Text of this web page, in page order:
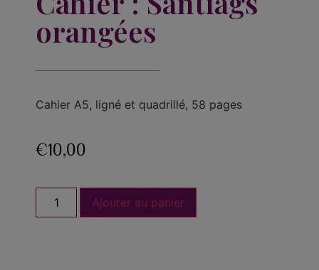
orangées
Cahier A5, ligné et quadrillé, 58 pages
€10,00
Ajouter au panier